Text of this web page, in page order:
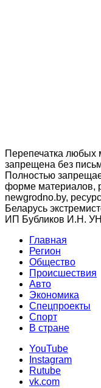
Перепечатка любых
запрещена без
Полностью
форме материалов,
newgrodno.by,
Беларусь
ИП Бубликов И.Н.
Главная
Регион
Общество
Происшествия
Авто
Экономика
Спецпроекты
Cпорт
В стране
YouTube
Instagram
Rutube
vk.com